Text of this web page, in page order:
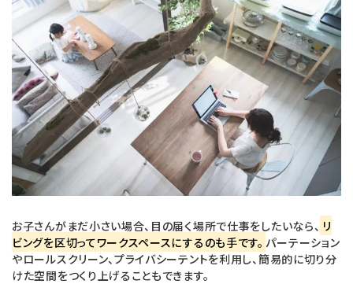
お子さんがまだ小さい場合、目の届く場所で仕事をしたいなら、 リ
ビングを区切ってワークスペースにするのも手です。 パーテーション
やロールスクリーン、プライバシーテントを利用し、簡易的に切り分
けた空間をつくり上げることもできます。